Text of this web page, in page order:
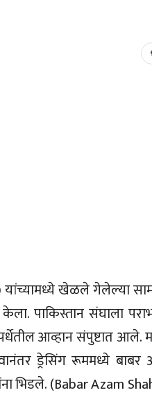
खेळले गेलेल्या
पाकिस्तान संघाला
आव्हान संपुष्टात आले.
ड्रेसिंग रूममध्ये
भिडले. (Babar Azam